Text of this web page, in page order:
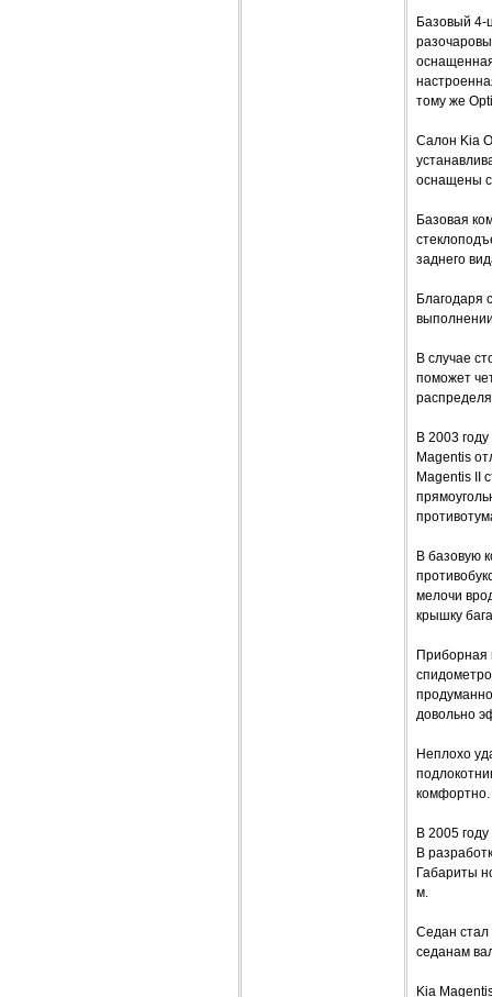
Базовый 4-
тому же
Салон Kia
оснащены
Базовая
заднего
Благодаря
В случае
поможет
В 2003
Magentis
Magentis II
В базовую
мелочи
крышку
Приборная
довольно
Неплохо
комфортно.
В 2005
В
Габариты
м.
Седан стал
седанам
Kia